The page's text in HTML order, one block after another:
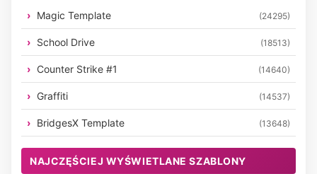
Magic Template (24295)
School Drive (18513)
Counter Strike #1 (14640)
Graffiti (14537)
BridgesX Template (13648)
NAJCZĘŚCIEJ WYŚWIETLANE SZABLONY